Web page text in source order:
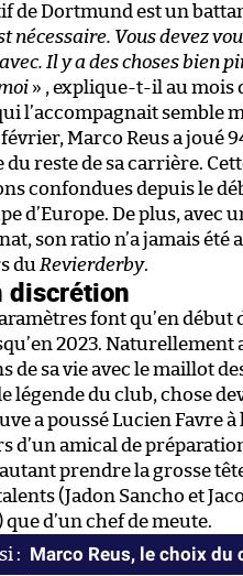
de Dortmund est un
nécessaire. Vous devez
Il y a des choses bien
» , explique-t-il au mois
l’accompagnait semble
Marco Reus a joué
du reste de sa carrière.
confondues depuis le
d’Europe. De plus, avec
son ratio n’a jamais été
du Revierderby.
discrétion
font qu’en
2023. Naturellement
de sa vie avec le maillot
légende du club, chose
a poussé Lucien Favre
d’un amical de
prendre la grosse
(Jadon Sancho et
que d’un chef de meute.
Marco Reus, le choix du